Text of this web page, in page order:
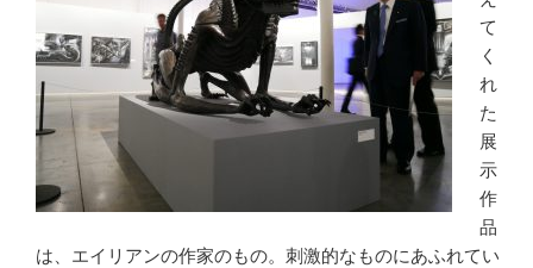
て
く
れ
た
展
示
作
品
は、エイリアンの作家のもの。刺激的なものにあふれてい